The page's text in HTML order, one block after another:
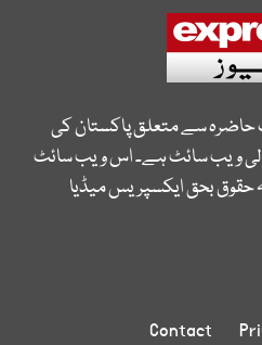
حاضرہ سے متعلق پاکستان کی
ویب سائٹ ہے۔ اس ویب سائٹ
حقوق بحق ایکسپریس میڈیا
Contact